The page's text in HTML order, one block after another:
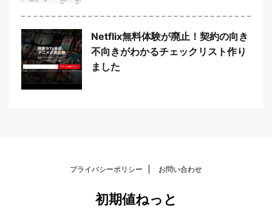
Netflix無料体験が廃止！契約の向き
不向きがわかるチェックリスト作り
ました
プライバシーポリシー お問い合わせ
初期値ねっと